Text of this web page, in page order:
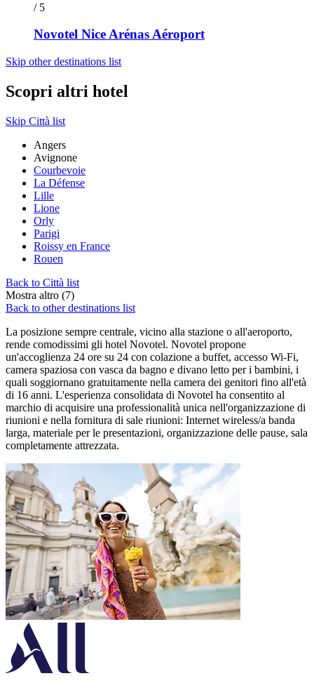
/ 5
Novotel Nice Arénas Aéroport
Skip other destinations list
Scopri altri hotel
Skip Città list
Angers
Avignone
Courbevoie
La Défense
Lille
Lione
Orly
Parigi
Roissy en France
Rouen
Back to Città list
Mostra altro (7)
Back to other destinations list
La posizione sempre centrale, vicino alla stazione o all'aeroporto,
rende comodissimi gli hotel Novotel. Novotel propone
un'accoglienza 24 ore su 24 con colazione a buffet, accesso Wi-Fi,
camera spaziosa con vasca da bagno e divano letto per i bambini, i
quali soggiornano gratuitamente nella camera dei genitori fino all'età
di 16 anni. L'esperienza consolidata di Novotel ha consentito al
marchio di acquisire una professionalità unica nell'organizzazione di
riunioni e nella fornitura di sale riunioni: Internet wireless/a banda
larga, materiale per le presentazioni, organizzazione delle pause, sala
completamente attrezzata.